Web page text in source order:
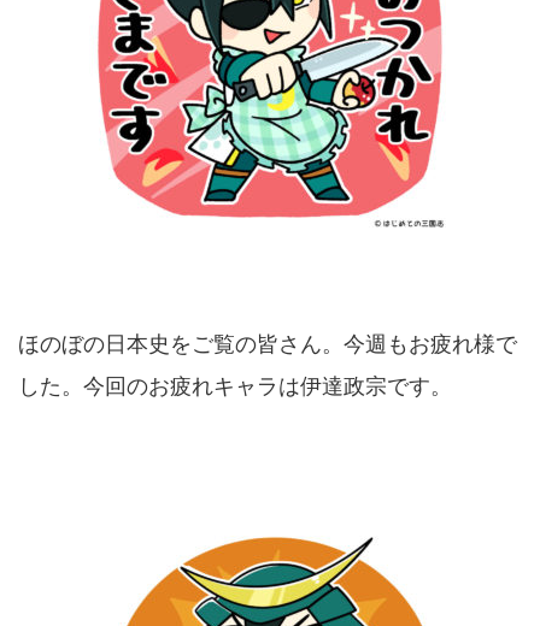
ほのぼの日本史をご覧の皆さん。今週もお疲れ様で
した。今回のお疲れキャラは伊達政宗です。